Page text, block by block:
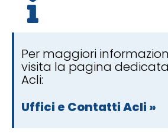
Per maggiori
visita la pagina
Acli:
Uffici e Contatti Acli »